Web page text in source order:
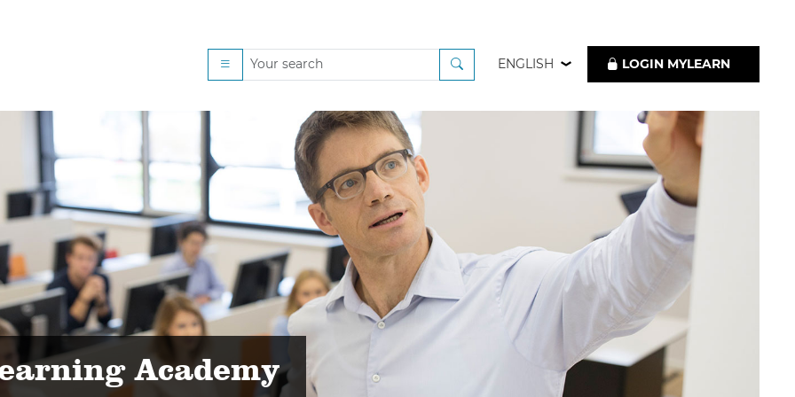
ENGLISH LOGIN MYLEARN
Academy